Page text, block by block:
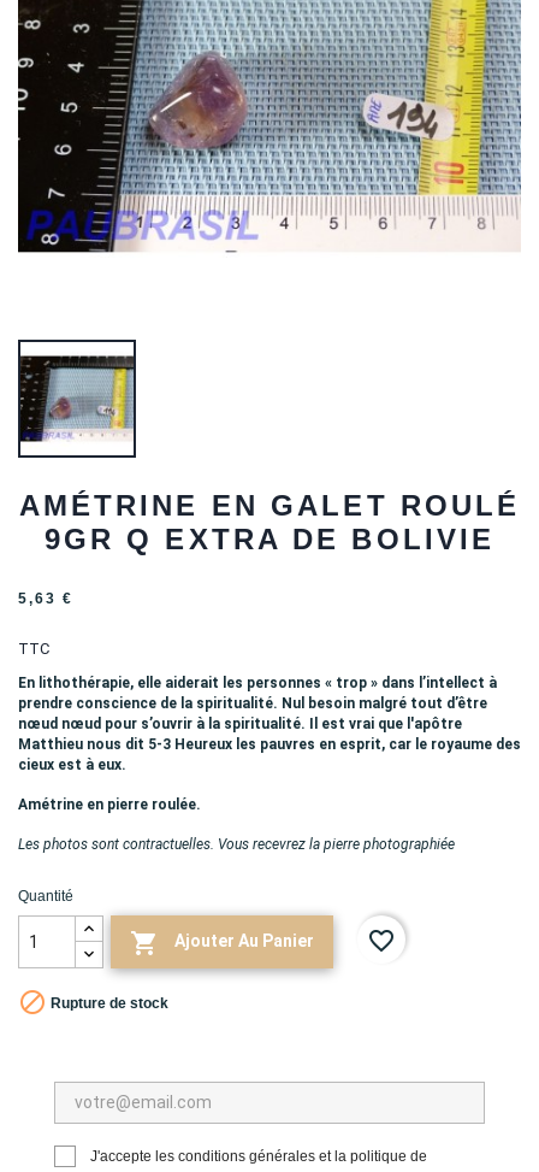
AMÉTRINE EN GALET ROULÉ
9GR Q EXTRA DE BOLIVIE
5,63 €
TTC
En lithothérapie, elle aiderait les personnes « trop » dans l’intellect à
prendre conscience de la spiritualité. Nul besoin malgré tout d’être
nœud nœud pour s’ouvrir à la spiritualité. Il est vrai que l'apôtre
Matthieu nous dit 5-3 Heureux les pauvres en esprit, car le royaume des
cieux est à eux.
Amétrine en pierre roulée.
Les photos sont contractuelles. Vous recevrez la pierre photographiée
Quantité
 Ajouter Au Panier favorite_border
 Rupture de stock
J'accepte les conditions générales et la politique de